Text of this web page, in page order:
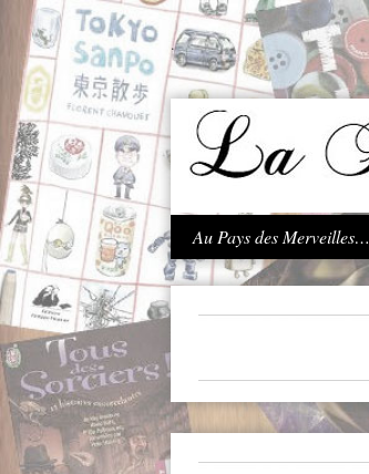
.
Au Pays des Merveilles…